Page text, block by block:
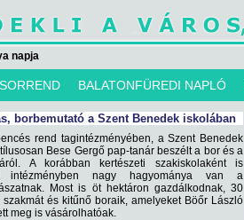
napja
BALATONFÜREDI NAPLÓ
borbemutató a Szent Benedek iskolában
rend tagintézményében, a Szent Benedek
Bese Gergő pap-tanár beszélt a bor és a
A korábban kertészeti szakiskolaként is
intézményben nagy hagyománya van a
Most is öt hektáron gazdálkodnak, 30
és kitűnő boraik, amelyeket Böőr László
meg is vásárolhatóak.